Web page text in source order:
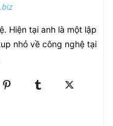
Hiện tại anh là một lập
nhỏ về công nghệ tại